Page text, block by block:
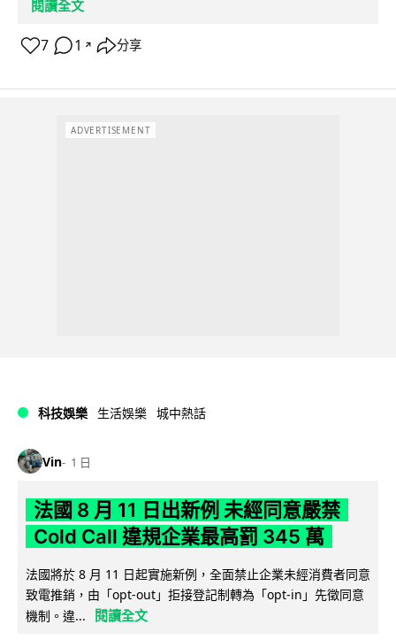
閱讀全文
7 1 ↗ 分享
ADVERTISEMENT
科技娛樂 生活娛樂 城中熱話
Vin 1 日
法國 8 月 11 日出新例 未經同意嚴禁
Cold Call 違規企業最高罰 345 萬
法國將於 8 月 11 日起實施新例，全面禁止企業未經消費者同意
致電推銷，由「opt-out」拒接登記制轉為「opt-in」先徵同意
機制。違...
閱讀全文